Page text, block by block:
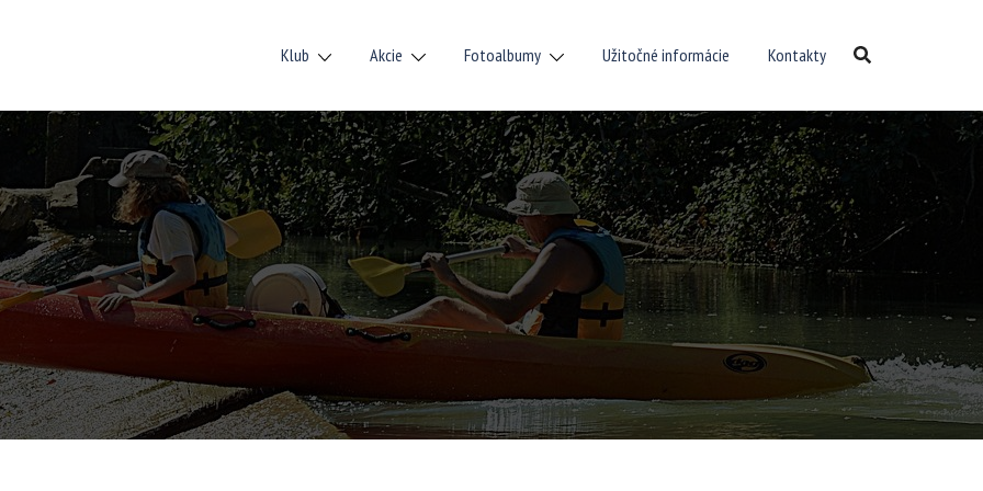
Klub Akcie Fotoalbumy Užitočné informácie Kontakty